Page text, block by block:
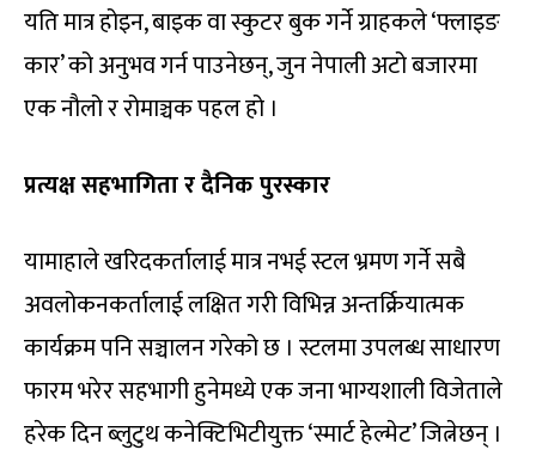
यति मात्र होइन, बाइक वा स्कुटर बुक गर्ने ग्राहकले ‘फ्लाइङ
कार’ को अनुभव गर्न पाउनेछन्, जुन नेपाली अटो बजारमा
एक नौलो र रोमाञ्चक पहल हो ।
प्रत्यक्ष सहभागिता र दैनिक पुरस्कार
यामाहाले खरिदकर्तालाई मात्र नभई स्टल भ्रमण गर्ने सबै
अवलोकनकर्तालाई लक्षित गरी विभिन्न अन्तर्क्रियात्मक
कार्यक्रम पनि सञ्चालन गरेको छ । स्टलमा उपलब्ध साधारण
फारम भरेर सहभागी हुनेमध्ये एक जना भाग्यशाली विजेताले
हरेक दिन ब्लुटुथ कनेक्टिभिटीयुक्त ‘स्मार्ट हेल्मेट’ जित्नेछन् ।